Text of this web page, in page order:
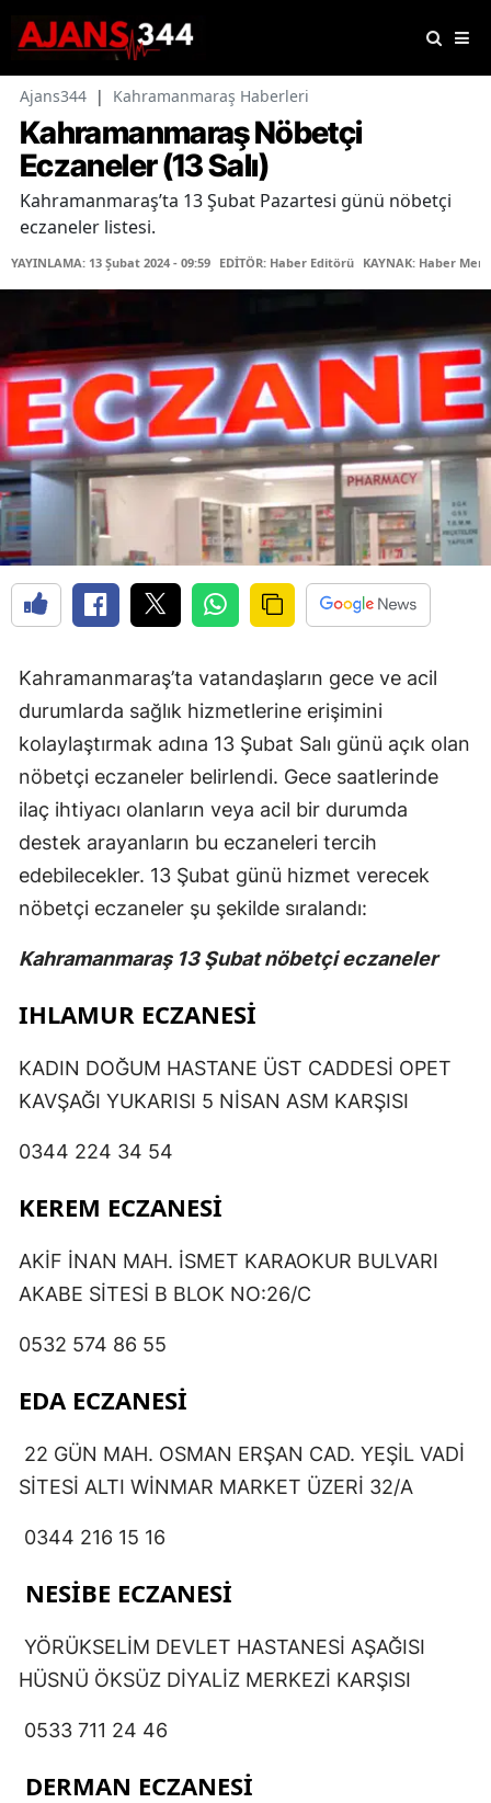
Ajans344 | Kahramanmaraş Haberleri
Kahramanmaraş Nöbetçi
Eczaneler (13 Salı)
Kahramanmaraş’ta 13 Şubat Pazartesi günü nöbetçi
eczaneler listesi.
YAYINLAMA: 13 Şubat 2024 - 09:59 EDİTÖR: Haber Editörü KAYNAK: Haber
Kahramanmaraş’ta vatandaşların gece ve acil
durumlarda sağlık hizmetlerine erişimini
kolaylaştırmak adına 13 Şubat Salı günü açık olan
nöbetçi eczaneler belirlendi. Gece saatlerinde
ilaç ihtiyacı olanların veya acil bir durumda
destek arayanların bu eczaneleri tercih
edebilecekler. 13 Şubat günü hizmet verecek
nöbetçi eczaneler şu şekilde sıralandı:
Kahramanmaraş 13 Şubat nöbetçi eczaneler
IHLAMUR ECZANESİ
KADIN DOĞUM HASTANE ÜST CADDESİ OPET
KAVŞAĞI YUKARISI 5 NİSAN ASM KARŞISI
0344 224 34 54
KEREM ECZANESİ
AKİF İNAN MAH. İSMET KARAOKUR BULVARI
AKABE SİTESİ B BLOK NO:26/C
0532 574 86 55
EDA ECZANESİ
22 GÜN MAH. OSMAN ERŞAN CAD. YEŞİL VADİ
SİTESİ ALTI WİNMAR MARKET ÜZERİ 32/A
0344 216 15 16
NESİBE ECZANESİ
YÖRÜKSELİM DEVLET HASTANESİ AŞAĞISI
HÜSNÜ ÖKSÜZ DİYALİZ MERKEZİ KARŞISI
0533 711 24 46
DERMAN ECZANESİ